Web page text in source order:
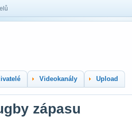
Videokanály Upload
zápasu